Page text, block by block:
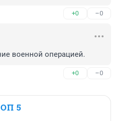
+0 –0
военной операцией.
+0 –0
5